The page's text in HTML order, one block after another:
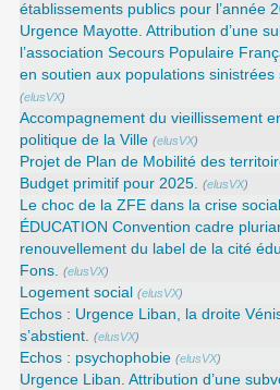
établissements publics pour l’année
Urgence Mayotte. Attribution d’une
l’association Secours Populaire
en soutien aux populations
(elusVX)
Accompagnement du vieillissement
politique de la Ville (elusVX)
Projet de Plan de Mobilité des
Budget primitif pour 2025. (elusVX)
Le choc de la ZFE dans la crise
ÉDUCATION Convention cadre
renouvellement du label de la cité
Fons. (elusVX)
Logement social (elusVX)
Echos : Urgence Liban, la droite
s’abstient. (elusVX)
Echos : psychophobie (elusVX)
Urgence Liban. Attribution d’une